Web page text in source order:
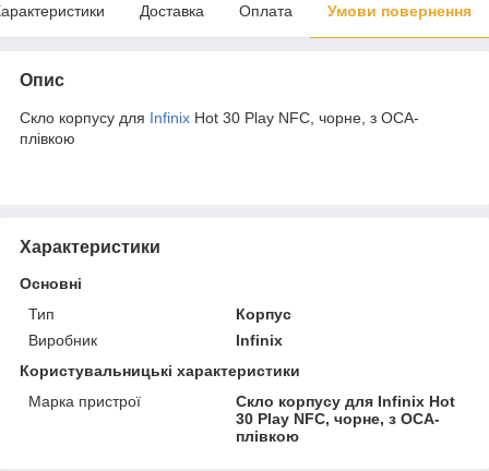
Доставка Оплата Умови повернення
Опис
Скло корпусу для Infinix Hot 30 Play NFC, чорне, з OCA-
плівкою
Характеристики
Основні
Тип
Корпус
Виробник
Infinix
Користувальницькі характеристики
Марка пристрої
Скло корпусу для Infinix Hot
30 Play NFC, чорне, з OCA-
плівкою